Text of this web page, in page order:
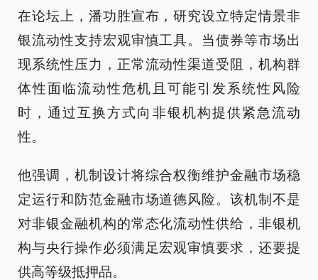
在论坛上，潘功胜宣布，研究设立特定情景非
银流动性支持宏观审慎工具。当债券等市场出
现系统性压力，正常流动性渠道受阻，机构群
体性面临流动性危机且可能引发系统性风险
时，通过互换方式向非银机构提供紧急流动
性。
他强调，机制设计将综合权衡维护金融市场稳
定运行和防范金融市场道德风险。该机制不是
对非银金融机构的常态化流动性供给，非银机
构与央行操作必须满足宏观审慎要求，还要提
供高等级抵押品。